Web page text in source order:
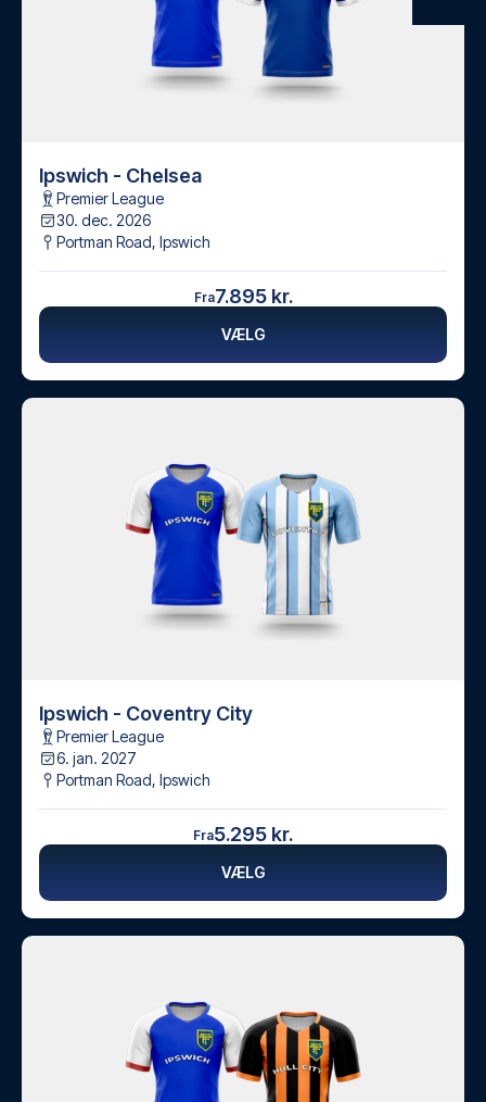
Ipswich - Chelsea
Premier League
30. dec. 2026
Portman Road, Ipswich
Fra7.895 kr.
VÆLG
Ipswich - Coventry City
Premier League
6. jan. 2027
Portman Road, Ipswich
Fra5.295 kr.
VÆLG